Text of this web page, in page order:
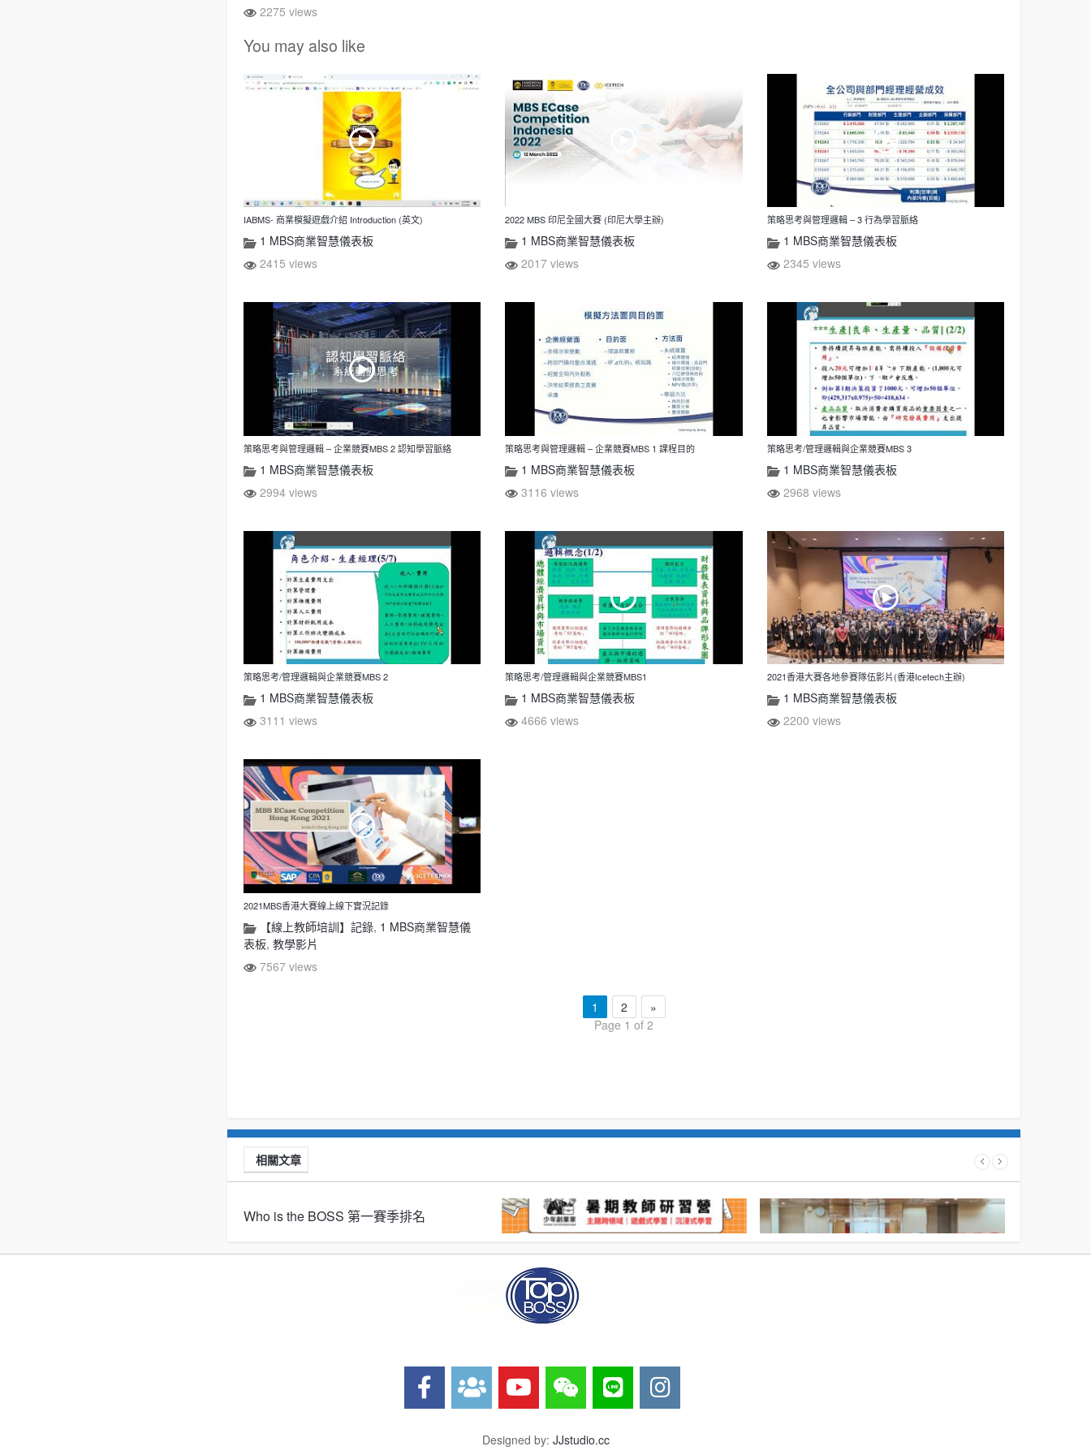
2275 views
You may also like
IABMS- 商業模擬遊戲介紹 Introduction (英文)
1 MBS商業智慧儀表板
2415 views
2022 MBS 印尼全國大賽 (印尼大學主辦)
1 MBS商業智慧儀表板
2017 views
策略思考與管理邏輯 – 3 行為學習脈絡
1 MBS商業智慧儀表板
2345 views
策略思考與管理邏輯 – 企業競賽MBS 2 認知學習脈絡
1 MBS商業智慧儀表板
2994 views
策略思考與管理邏輯 – 企業競賽MBS 1 課程目的
1 MBS商業智慧儀表板
3116 views
策略思考/管理邏輯與企業競賽MBS 3
1 MBS商業智慧儀表板
2968 views
策略思考/管理邏輯與企業競賽MBS 2
1 MBS商業智慧儀表板
3111 views
策略思考/管理邏輯與企業競賽MBS1
1 MBS商業智慧儀表板
4666 views
2021香港大賽各地參賽隊伍影片(香港Icetech主辦)
1 MBS商業智慧儀表板
2200 views
2021MBS香港大賽線上線下實況記錄
【線上教師培訓】記錄, 1 MBS商業智慧儀
表板,教學影片
7567 views
1 2
»
Page 1 of 2
相關文章
Who is the BOSS 第一賽季排名
Designed by: JJstudio.cc